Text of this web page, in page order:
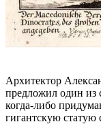
Архитектор
предложил один
когда-либо
гигантскую статую